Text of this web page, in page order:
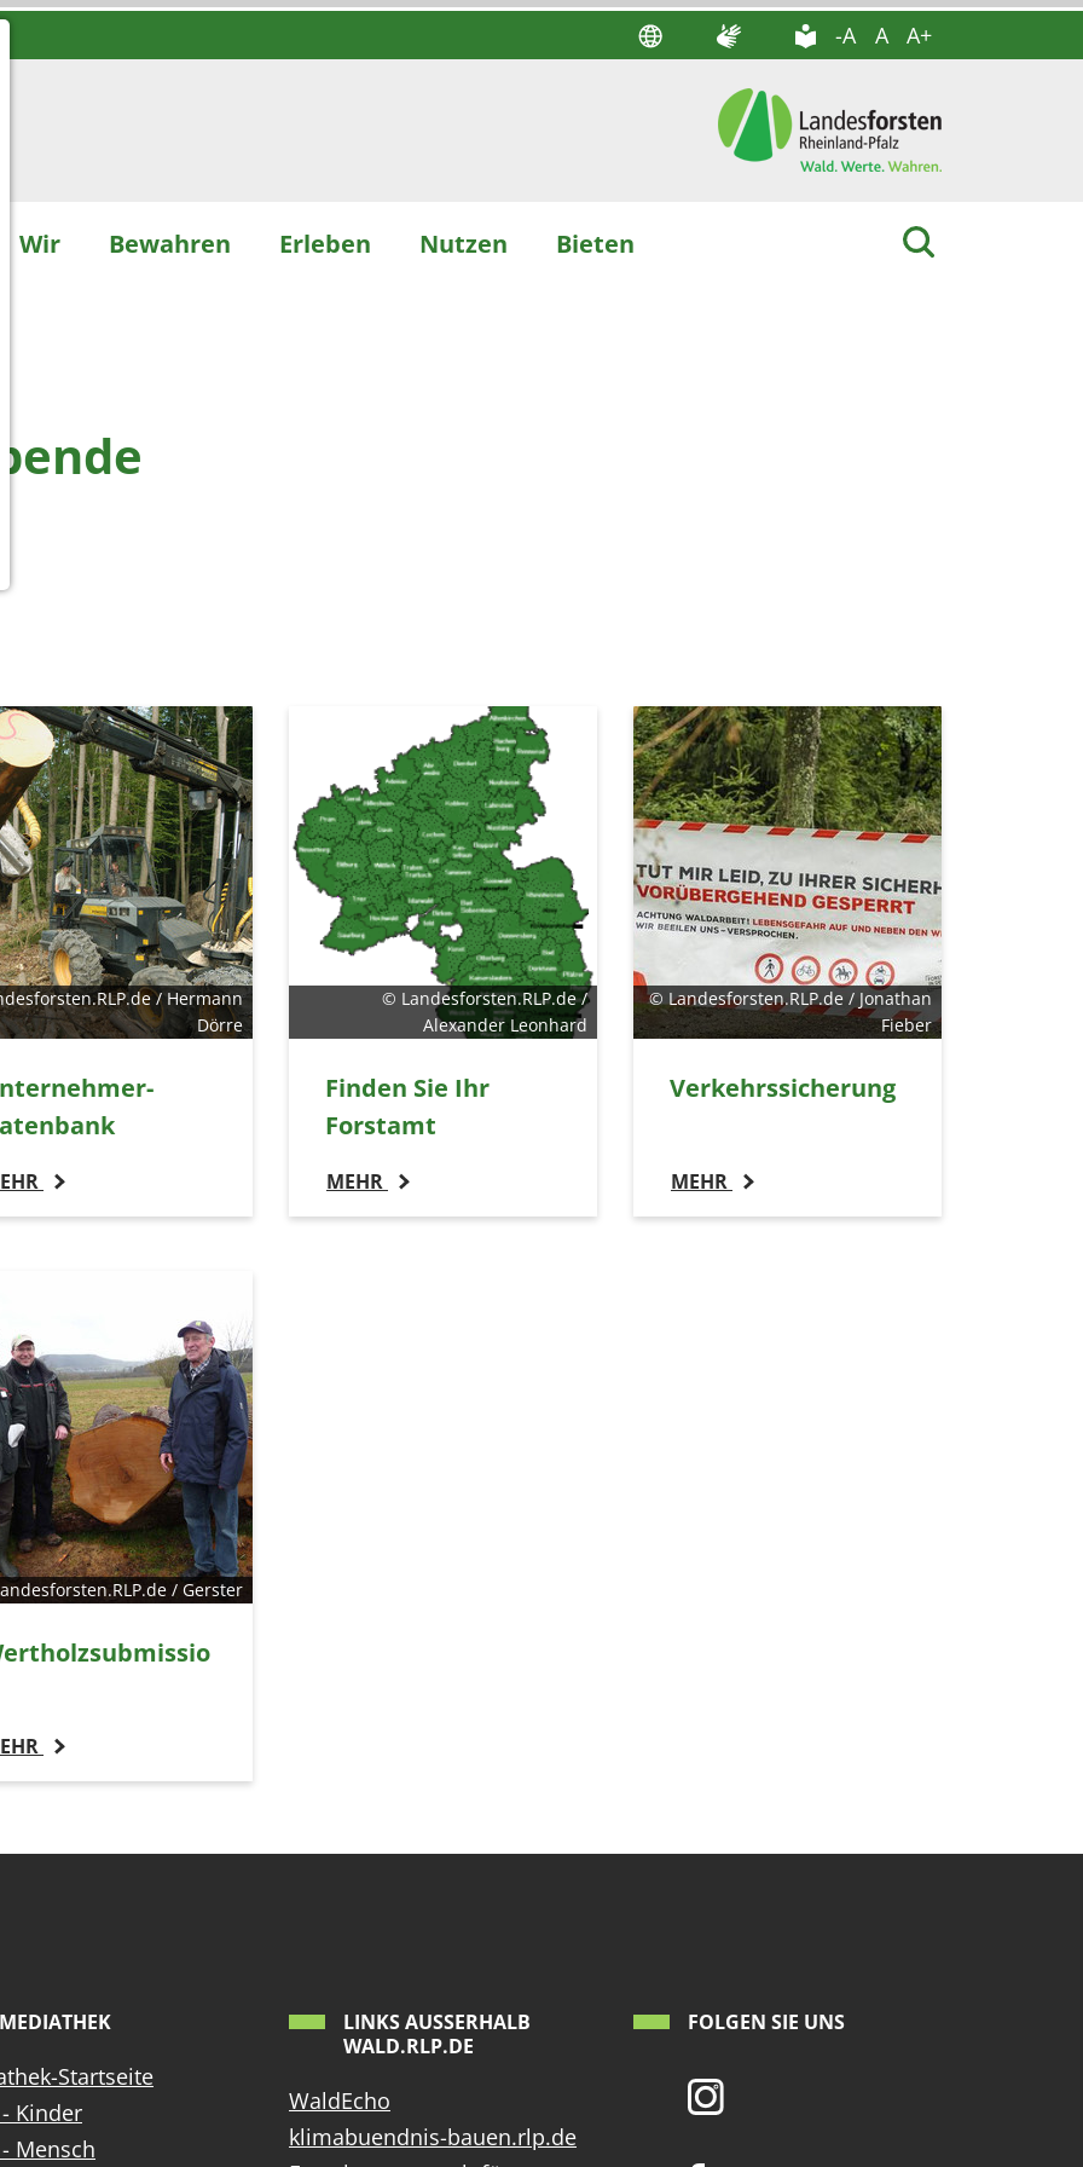
-A A A+
Wir Bewahren Erleben Nutzen Bieten
/ Hermann
Dörre
© Landesforsten.RLP.de /
Alexander Leonhard
Finden Sie Ihr
Forstamt
MEHR
© Landesforsten.RLP.de / Jonathan
Fieber
Verkehrssicherung
MEHR
/ Gerster
MEDIATHEK
Startseite
Kinder
Mensch
LINKS AUSSERHALB W
ALD.RLP.DE
WaldEcho
klimabuendnis-bauen.rlp.de
FOLGEN SIE UNS